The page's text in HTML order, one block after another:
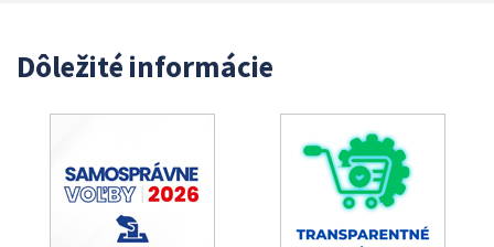
Dôležité informácie